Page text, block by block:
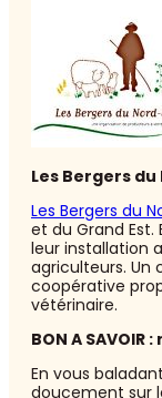
Les Bergers du
Les Bergers du
et du Grand Est.
leur installation
agriculteurs. Un
coopérative
vétérinaire.
BON A
En vous
doucement sur